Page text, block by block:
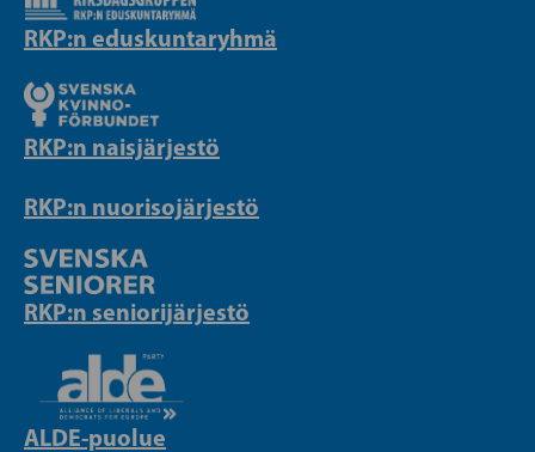
RKP:n eduskuntaryhmä
RKP:n naisjärjestö
RKP:n nuorisojärjestö
RKP:n seniorijärjestö
ALDE-puolue